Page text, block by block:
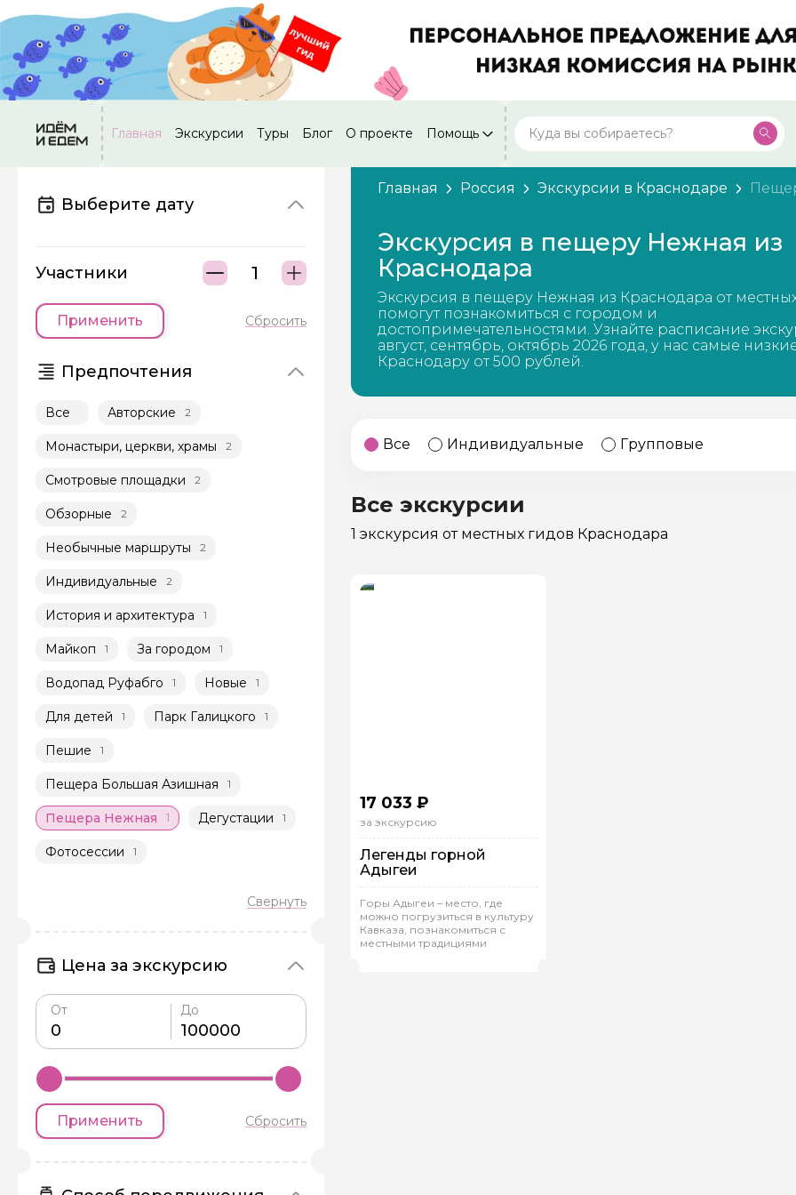
Главная Экскурсии Туры Блог О проекте Помощь
Москва
Россия
Нижний Новгород
Калининград
Россия
Кисловодск
Россия
20 экскурсий
Дербент 17 экскурсий
Посмотреть все города
Выберите дату
Участники
Применить Сбросить
Предпочтения
Все Авторские 2
Монастыри, церкви, храмы 2
Смотровые площадки 2
Обзорные 2
Необычные маршруты 2
Индивидуальные 2
История и архитектура 1
Майкоп 1 За городом 1
Водопад Руфабго 1 Новые 1
Для детей 1 Парк Галицкого 1
Пешие 1
Пещера Большая Азишная 1
Пещера Нежная 1 Дегустации 1
Фотосессии 1
Цена за экскурсию
От До
Применить Сбросить
Главная Россия Экскурсии в Краснодаре
Экскурсия в пещеру Нежная из
Краснодара
Экскурсия в пещеру Нежная из Краснодара от
помогут познакомиться с городом и
достопримечательностями. Узнайте расписание
август, сентябрь, октябрь 2026 года, у нас самые
Краснодару от 500 рублей.
Все Индивидуальные Групповые
Все экскурсии
1 экскурсия от местных гидов Краснодара
17 033 ₽
за экскурсию
Легенды горной
Адыгеи
Горы Адыгеи – место, где
можно погрузиться в культуру
Кавказа, познакомиться с
местными традициями
Максим.М 244
Индивидуальная
На машине
Задайте свой вопрос гиду